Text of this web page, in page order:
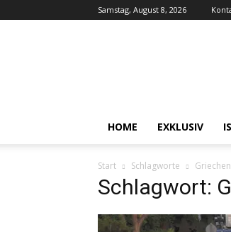
Samstag, August 8, 2026
HOME EXKLUSIV
Start Schlagworte
Schlagwort: